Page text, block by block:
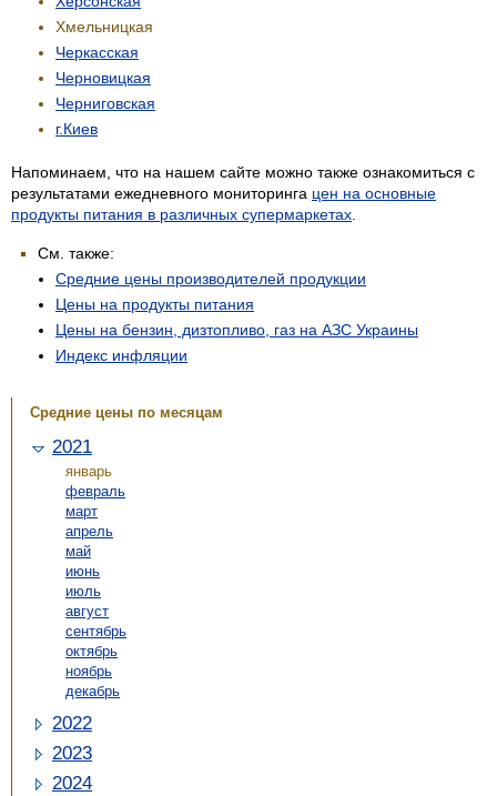
Хмельницкая
Черкасская
Черновицкая
Черниговская
г.Киев
Напоминаем, что на нашем сайте можно также ознакомиться с
результатами ежедневного мониторинга цен на основные
продукты питания в различных супермаркетах
См. также:
Средние цены производителей продукции
Цены на продукты питания
Цены на бензин, дизтопливо, газ на АЗС Украины
Индекс инфляции
Средние цены по месяцам
2021
январь
февраль
март
апрель
май
июнь
июль
август
сентябрь
октябрь
ноябрь
декабрь
2022
2023
2024